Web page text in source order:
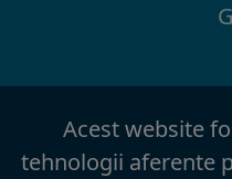
Acest website
tehnologii aferente